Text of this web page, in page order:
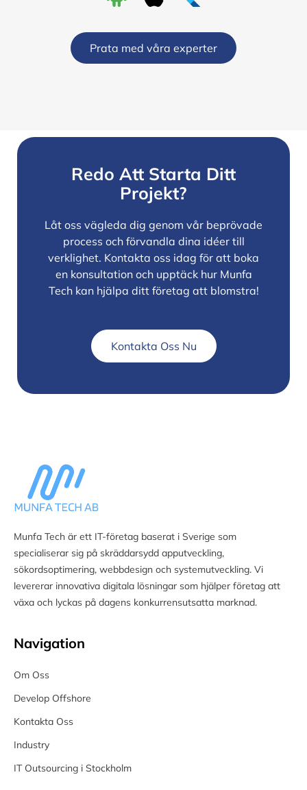
Prata med våra experter
Redo Att Starta Ditt
Projekt?
Låt oss vägleda dig genom vår beprövade
process och förvandla dina idéer till
verklighet. Kontakta oss idag för att boka
en konsultation och upptäck hur Munfa
Tech kan hjälpa ditt företag att blomstra!
Kontakta Oss Nu
Munfa Tech är ett IT-företag baserat i Sverige som
specialiserar sig på skräddarsydd apputveckling,
sökordsoptimering, webbdesign och systemutveckling. Vi
levererar innovativa digitala lösningar som hjälper företag att
växa och lyckas på dagens konkurrensutsatta marknad.
Navigation
Om Oss
Develop Offshore
Kontakta Oss
Industry
IT Outsourcing i Stockholm